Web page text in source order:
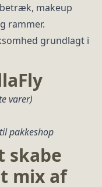
makeup
rammer.
grundlagt i
varer)
pakkeshop
skabe
mix af